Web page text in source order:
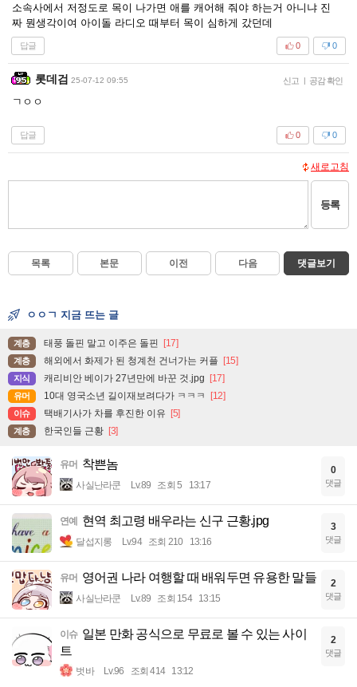
소속사에서 저정도로 목이 나가면 애를 캐어해 줘야 하는거 아니냐 진
짜 뭔생각이여 아이돌 라디오 때부터 목이 심하게 갔던데
답글 0
0
롯데검 25-07-12 09:55 신고 | 공감 확인
ㄱㅇㅇ
답글 0
0
새로고침
등록
목록 본문 이전 다음 댓글보기
ㅇㅇㄱ 지금 뜨는 글
계층 태풍 돌핀 말고 이주은 돌핀 [17]
계층 해외에서 화제가 된 청계천 건너가는 커플 [15]
지식 캐리비안 베이가 27년만에 바꾼 것.jpg [17]
유머 10대 영국소년 길이재보려다가 ㅋㅋㅋ [12]
이슈 택배기사가 차를 후진한 이유 [5]
계층 한국인들 근황 [3]
유머 착쁜놈
사실난라쿤 Lv.89 조회 5 13:17
0
댓글
연예 현역 최고령 배우라는 신구 근황.jpg
달섭지롱 Lv.94 조회 210 13:16
3
댓글
유머 영어권 나라 여행할 때 배워두면 유용한 말들
사실난라쿤 Lv.89 조회 154 13:15
2
댓글
이슈 일본 만화 공식으로 무료로 볼 수 있는 사이
트
벗바 Lv.96 조회 414 13:12
2
댓글